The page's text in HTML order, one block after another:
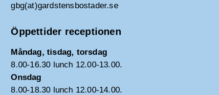
gbg(at)gardstensbostader.se
Öppettider receptionen
Måndag, tisdag, torsdag
8.00-16.30 lunch 12.00-13.00.
Onsdag
8.00-18.30 lunch 12.00-14.00.